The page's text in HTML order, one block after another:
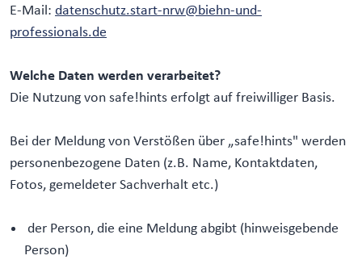
E-Mail: datenschutz.start-nrw@biehn-und-
professionals.de
Welche Daten werden verarbeitet?
Die Nutzung von safe!hints erfolgt auf freiwilliger Basis.
Bei der Meldung von Verstößen über „safe!hints" werden
personenbezogene Daten (z.B. Name, Kontaktdaten,
Fotos, gemeldeter Sachverhalt etc.)
der Person, die eine Meldung abgibt (hinweisgebende
Person)